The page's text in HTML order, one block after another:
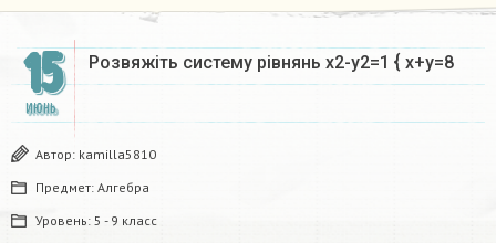
15
ИЮНЬ
Розвяжіть систему рівнянь x2-y2=1 { x+y=8
Автор: kamilla5810
Предмет: Алгебра
Уровень: 5 - 9 класс